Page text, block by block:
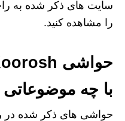
سایت های ذکر شده به
را مشاهده کنید.
با چه
حواشی های ذکر شده در